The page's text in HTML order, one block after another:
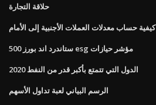
حلاقة التجارة
كيفية حساب معدلات العملات الأجنبية إلى الأمام
ستاندرد اند بورز 500 esg مؤشر حيازات
الدول التي تتمتع بأكبر قدر من النفط 2020
الرسم البياني لعبة تداول الأسهم